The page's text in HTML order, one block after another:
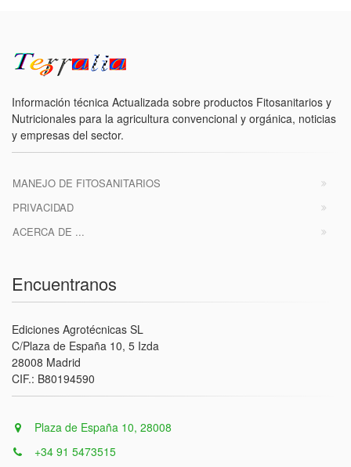
Información técnica Actualizada sobre productos Fitosanitarios y
Nutricionales para la agricultura convencional y orgánica, noticias
y empresas del sector.
MANEJO DE FITOSANITARIOS
PRIVACIDAD
ACERCA DE ...
Encuentranos
Ediciones Agrotécnicas SL
C/Plaza de España 10, 5 Izda
28008 Madrid
CIF.: B80194590
Plaza de España 10, 28008
+34 91 5473515